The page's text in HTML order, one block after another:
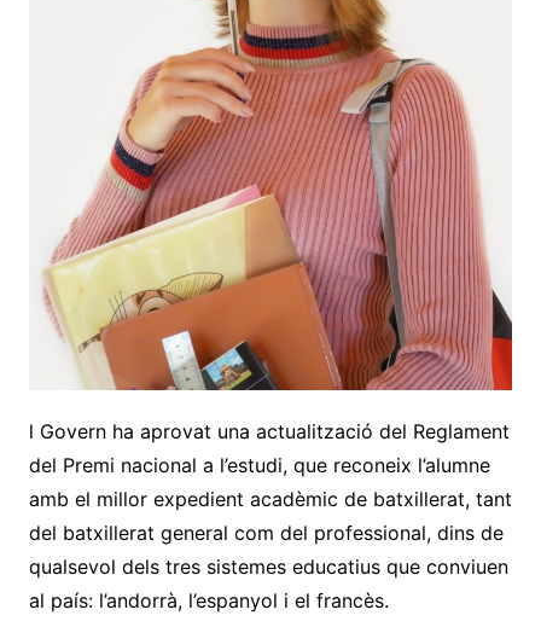
l Govern ha aprovat una actualització del Reglament
del Premi nacional a l’estudi, que reconeix l’alumne
amb el millor expedient acadèmic de batxillerat, tant
del batxillerat general com del professional, dins de
qualsevol dels tres sistemes educatius que conviuen
al país: l’andorrà, l’espanyol i el francès.